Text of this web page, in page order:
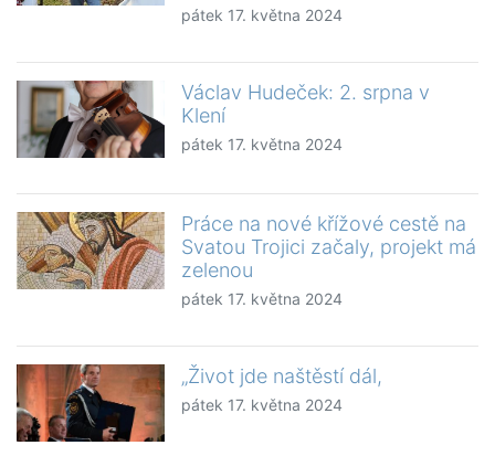
pátek 17. května 2024
Václav Hudeček: 2. srpna v
Klení
pátek 17. května 2024
Práce na nové křížové cestě na
Svatou Trojici začaly, projekt má
zelenou
pátek 17. května 2024
„Život jde naštěstí dál,
pátek 17. května 2024